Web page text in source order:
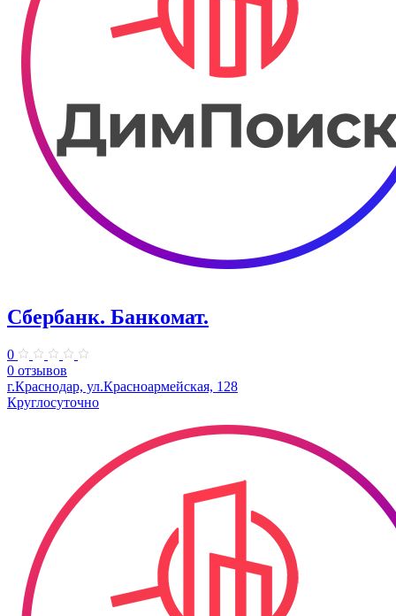
Сбербанк. Банкомат.
0
0 отзывов
г.Краснодар, ул.​Красноармейская, 128
Круглосуточно